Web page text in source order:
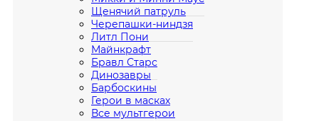
Щенячий патруль
Черепашки-ниндзя
Литл Пони
Майнкрафт
Бравл Старс
Динозавры
Барбоскины
Герои в масках
Все мультгерои